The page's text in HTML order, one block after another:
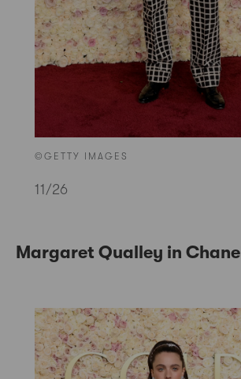
©GETTY IMAGES
11 /26
Margaret Qualley in Chanel